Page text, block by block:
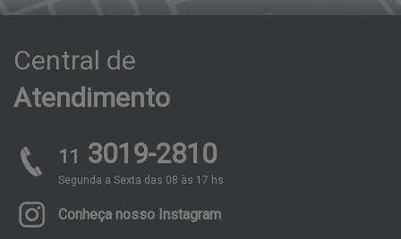
Central de
Atendimento
11 3019-2810
Segunda a Sexta das 08 às 17 hs
Conheça nosso Instagram